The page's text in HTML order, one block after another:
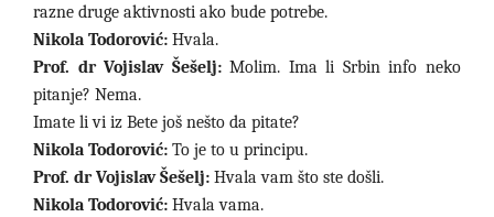
razne druge aktivnosti ako bude potrebe.
Nikola Todorović: Hvala.
Prof. dr Vojislav Šešelj:Molim. Ima li Srbin info neko
pitanje? Nema.
Imate li vi iz Bete još nešto da pitate?
Nikola Todorović: To je to u principu.
Prof. dr Vojislav Šešelj: Hvala vam što ste došli.
Nikola Todorović: Hvala vama.